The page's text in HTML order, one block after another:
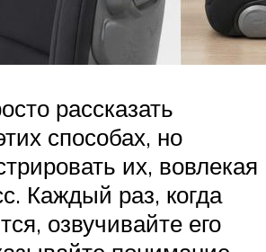
рассказать
способах, но
их, вовлекая
Каждый раз, когда
озвучивайте его